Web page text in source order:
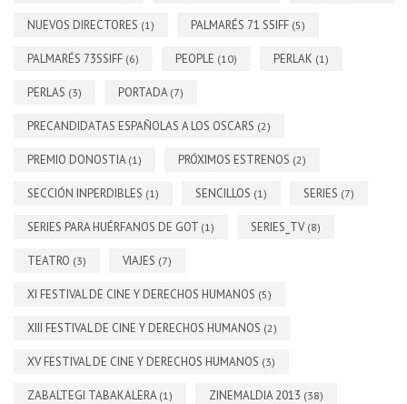
NUEVOS DIRECTORES (1) PALMARÉS 71 SSIFF (5)
PALMARÉS 73SSIFF (6) PEOPLE (10) PERLAK (1)
PERLAS (3) PORTADA (7)
PRECANDIDATAS ESPAÑOLAS A LOS OSCARS (2)
PREMIO DONOSTIA (1) PRÓXIMOS ESTRENOS (2)
SECCIÓN INPERDIBLES (1) SENCILLOS (1) SERIES (7)
SERIES PARA HUÉRFANOS DE GOT (1) SERIES_TV (8)
TEATRO (3) VIAJES (7)
XI FESTIVAL DE CINE Y DERECHOS HUMANOS (5)
XIII FESTIVAL DE CINE Y DERECHOS HUMANOS (2)
XV FESTIVAL DE CINE Y DERECHOS HUMANOS (3)
ZABALTEGI TABAKALERA (1) ZINEMALDIA 2013 (38)